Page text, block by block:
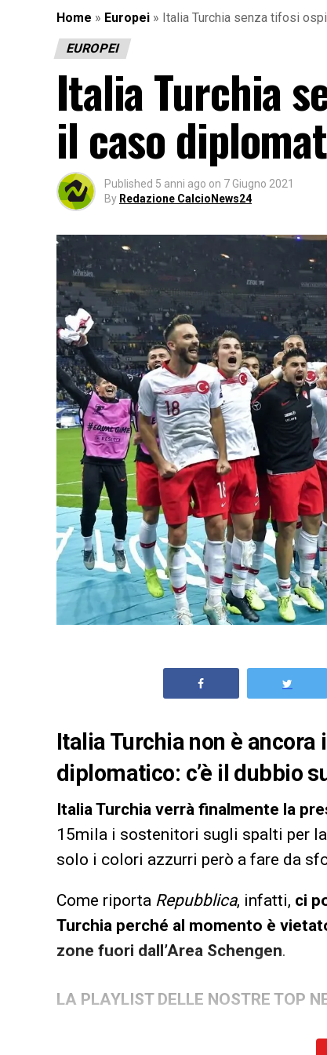
Home » Europei » Italia Turchia senza tifosi
EUROPEI
Italia Turchia
il caso
Published 5 anni ago on 7 Giugno 2021
By Redazione CalcioNews24
Italia Turchia non è
diplomatico: c’è il dubbio
Italia Turchia verrà finalmente la
15mila i sostenitori sugli spalti per
solo i colori azzurri però a fare da
Come riporta Repubblica, infatti, ci
Turchia perché al momento è
zone fuori dall’Area Schengen.
LA PLAYLIST DELLE NOSTRE TOP